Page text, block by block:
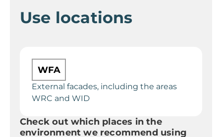
Use locations
WFA
External facades, including the areas
WRC and WID
Check out which places in the
environment we recommend using